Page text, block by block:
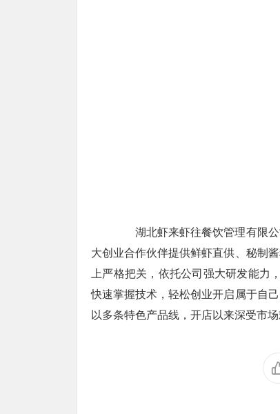
湖北虾来虾往餐饮管理有限公
大创业合作伙伴提供鲜虾直供、秘制
上严格把关，依托公司强大研发能
快速掌握技术，轻松创业开启属于自
以多条特色产品线，开店以来深受市场